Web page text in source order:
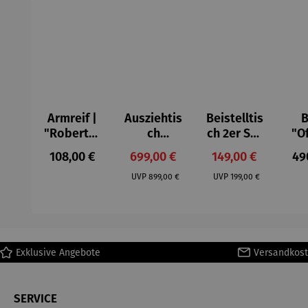
Armreif |
"Roberta"
– Anna
Mütz
Regulärer Preis:
108,00 €
Ausziehtis
ch
Aluminium
– Valor
Verkaufspreis:
699,00 €
UVP Regulärer Preis:
899,00 €
Beistelltis
ch 2er Set
– Dalias
Verkaufspreis:
149,00 €
UVP Regulärer Preis:
199,00 €
Exklusive Angebote
SERVICE